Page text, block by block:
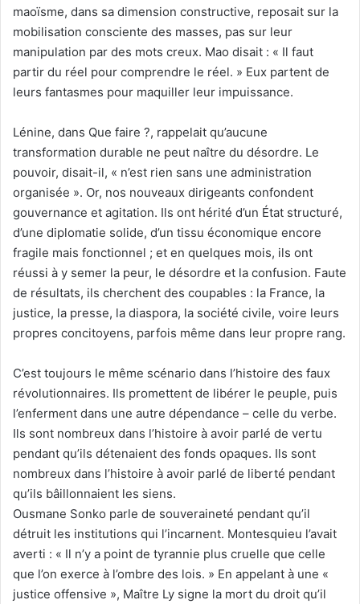
maoïsme, dans sa dimension constructive, reposait sur la
mobilisation consciente des masses, pas sur leur
manipulation par des mots creux. Mao disait : « Il faut
partir du réel pour comprendre le réel. » Eux partent de
leurs fantasmes pour maquiller leur impuissance.
Lénine, dans Que faire ?, rappelait qu’aucune
transformation durable ne peut naître du désordre. Le
pouvoir, disait-il, « n’est rien sans une administration
organisée ». Or, nos nouveaux dirigeants confondent
gouvernance et agitation. Ils ont hérité d’un État structuré,
d’une diplomatie solide, d’un tissu économique encore
fragile mais fonctionnel ; et en quelques mois, ils ont
réussi à y semer la peur, le désordre et la confusion. Faute
de résultats, ils cherchent des coupables : la France, la
justice, la presse, la diaspora, la société civile, voire leurs
propres concitoyens, parfois même dans leur propre rang.
C’est toujours le même scénario dans l’histoire des faux
révolutionnaires. Ils promettent de libérer le peuple, puis
l’enferment dans une autre dépendance – celle du verbe.
Ils sont nombreux dans l’histoire à avoir parlé de vertu
pendant qu’ils détenaient des fonds opaques. Ils sont
nombreux dans l’histoire à avoir parlé de liberté pendant
qu’ils bâillonnaient les siens.
Ousmane Sonko parle de souveraineté pendant qu’il
détruit les institutions qui l’incarnent. Montesquieu l’avait
averti : « Il n’y a point de tyrannie plus cruelle que celle
que l’on exerce à l’ombre des lois. » En appelant à une «
justice offensive », Maître Ly signe la mort du droit qu’il